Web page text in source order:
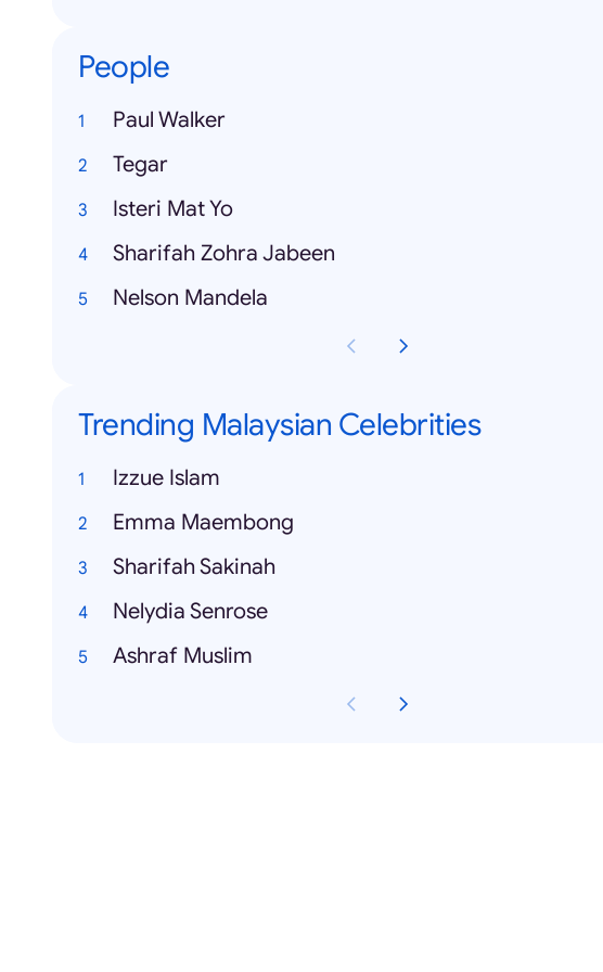
People
Paul Walker
Tegar
Isteri Mat Yo
Sharifah Zohra Jabeen
Nelson Mandela
Trending Malaysian Celebrities
Izzue Islam
Emma Maembong
Sharifah Sakinah
Nelydia Senrose
Ashraf Muslim